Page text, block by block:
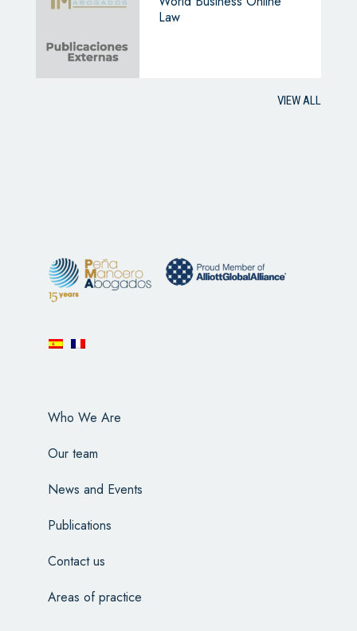
Law
VIEW ALL
Who We Are
Our team
News and Events
Publications
Contact us
Areas of practice